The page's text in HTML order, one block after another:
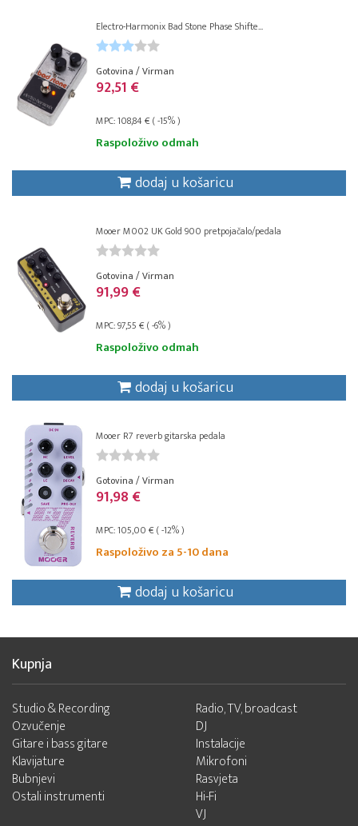
Electro-Harmonix Bad Stone Phase Shifte...
Gotovina / Virman
92,51 €
MPC: 108,84 € ( -15% )
Raspoloživo odmah
dodaj u košaricu
Mooer M002 UK Gold 900 pretpojačalo/pedala
Gotovina / Virman
91,99 €
MPC: 97,55 € ( -6% )
Raspoloživo odmah
dodaj u košaricu
Mooer R7 reverb gitarska pedala
Gotovina / Virman
91,98 €
MPC: 105,00 € ( -12% )
Raspoloživo za 5-10 dana
dodaj u košaricu
Kupnja
Studio & Recording
Ozvučenje
Gitare i bass gitare
Klavijature
Bubnjevi
Ostali instrumenti
Radio, TV, broadcast
DJ
Instalacije
Mikrofoni
Rasvjeta
Hi-Fi
VJ